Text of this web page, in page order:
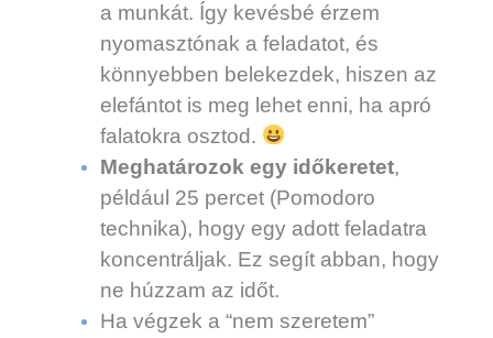
a munkát. Így kevésbé érzem
nyomasztónak a feladatot, és
könnyebben belekezdek, hiszen az
elefántot is meg lehet enni, ha apró
falatokra osztod.
Meghatározok egy időkeretet,
például 25 percet (Pomodoro
technika), hogy egy adott feladatra
koncentráljak. Ez segít abban, hogy
ne húzzam az időt.
Ha végzek a “nem szeretem”